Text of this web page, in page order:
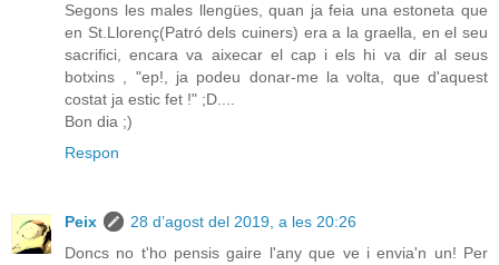
Segons les males llengües, quan ja feia una estoneta que
en St.Llorenç(Patró dels cuiners) era a la graella, en el seu
sacrifici, encara va aixecar el cap i els hi va dir al seus
botxins , "ep!, ja podeu donar-me la volta, que d'aquest
costat ja estic fet !" ;D....
Bon dia ;)
Respon
Peix
28 d’agost del 2019, a les 20:26
Doncs no t'ho pensis gaire l'any que ve i envia'n un! Per